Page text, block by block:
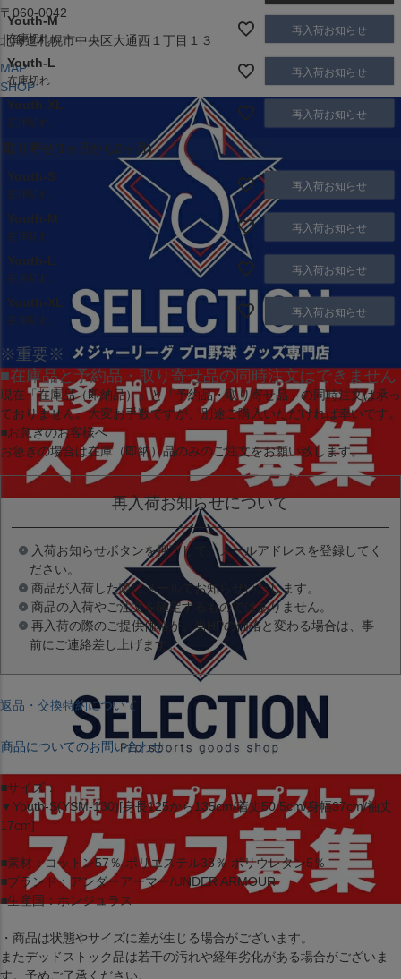
〒060-0042
北海道札幌市中央区大通西１丁目１３
MAP
SHOP
Youth-M
在庫切れ
再入荷お知らせ
Youth-L
在庫切れ
再入荷お知らせ
Youth-XL
在庫切れ
再入荷お知らせ
取り寄せ(1ヶ月から2ヶ月)
Youth-S
在庫切れ
再入荷お知らせ
Youth-M
在庫切れ
再入荷お知らせ
Youth-L
在庫切れ
再入荷お知らせ
Youth-XL
在庫切れ
再入荷お知らせ
※重要※
■在庫品と予約品・取り寄せ品の同時注文はできません
現在「在庫品（即納品）」と「予約品・取り寄せ品」の同時注文は承っ
ておりません。大変お手数ですが、別途ご購入いただければ幸いです。
■お急ぎのお客様へ
お急ぎの場合は在庫（即納）品のみのご注文をお願い致します。
再入荷お知らせについて
入荷お知らせボタンを押下して、メールアドレスを登録してく
ださい。
商品が入荷した際にメールでお知らせいたします。
商品の入荷やご注文を確定するものではありません。
再入荷の際のご提供価格が、当HPの価格と変わる場合は、事
前にご連絡差し上げます。
返品・交換特約について
商品についてのお問い合わせ
■サイズ：
▼Youth-S(YSM-130)[身長125から135cm/着丈50.5cm/身幅37cm/袖丈
17cm]
■素材：コットン57％ ポリエステル38％ ポリウレタン5％
■ブランド：アンダーアーマー/UNDER ARMOUR
■生産国：ホンジュラス
・商品は状態やサイズに差が生じる場合がございます。
またデッドストック品は若干の汚れや経年劣化がある場合がございま
す。予めご了承ください。